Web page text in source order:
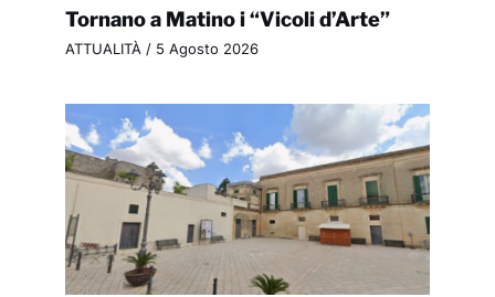
Tornano a Matino i “Vicoli d’Arte”
ATTUALITÀ / 5 Agosto 2026